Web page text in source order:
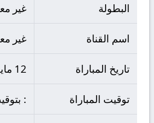
البطولة غير
اسم القناة غير
تاريخ المباراة 12 مايو 2026
توقيت المباراة :